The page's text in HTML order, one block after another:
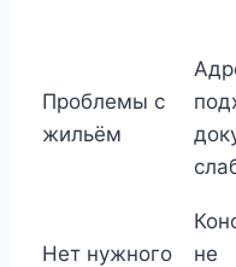
Проблемы с
жильём
Нет нужного
не